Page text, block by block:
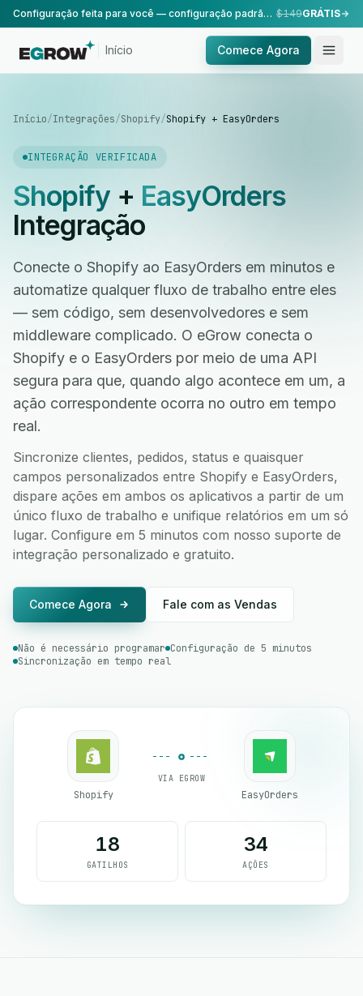
Configuração feita para você — configuração padrão, realizada pela nossa equipe. $149GRÁTIS
Início Comece Agora
Início/Integrações/Shopify/Shopify + EasyOrders
INTEGRAÇÃO VERIFICADA
Shopify+ EasyOrders
Integração
Conecte o Shopify ao EasyOrders em minutos e
automatize qualquer fluxo de trabalho entre eles
— sem código, sem desenvolvedores e sem
middleware complicado. O eGrow conecta o
Shopify e o EasyOrders por meio de uma API
segura para que, quando algo acontece em um, a
ação correspondente ocorra no outro em tempo
real.
Sincronize clientes, pedidos, status e quaisquer
campos personalizados entre Shopify e EasyOrders,
dispare ações em ambos os aplicativos a partir de um
único fluxo de trabalho e unifique relatórios em um só
lugar. Configure em 5 minutos com nosso suporte de
integração personalizado e gratuito.
Comece Agora Fale com as Vendas
Não é necessário programar Configuração de 5 minutos
Sincronização em tempo real
Shopify
VIA EGROW
EasyOrders
18
GATILHOS
34
AÇÕES